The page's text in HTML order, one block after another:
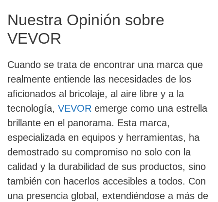
Nuestra Opinión sobre
VEVOR
Cuando se trata de encontrar una marca que
realmente entiende las necesidades de los
aficionados al bricolaje, al aire libre y a la
tecnología, VEVOR emerge como una estrella
brillante en el panorama. Esta marca,
especializada en equipos y herramientas, ha
demostrado su compromiso no solo con la
calidad y la durabilidad de sus productos, sino
también con hacerlos accesibles a todos. Con
una presencia global, extendiéndose a más de